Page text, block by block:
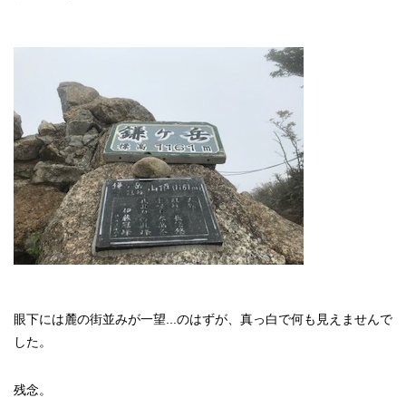
眼下には麓の街並みが一望...のはずが、真っ白で何も見えませんで
した。
残念。